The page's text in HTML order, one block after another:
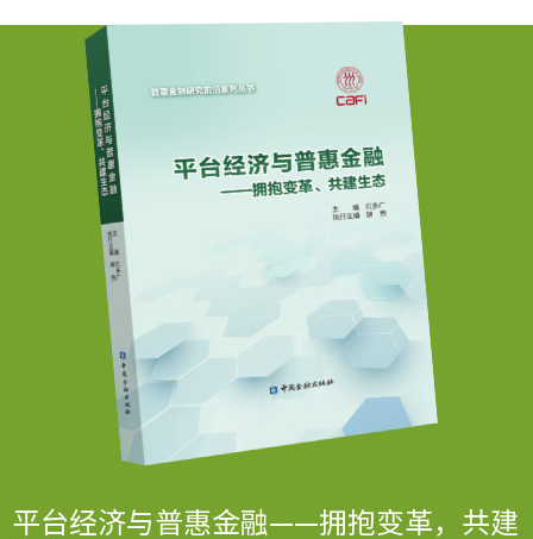
平台经济与普惠金融——拥抱变革，共建